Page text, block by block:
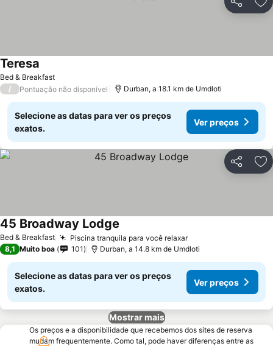
Partilhar
Bed & Breakfast
Teresa
/ Pontuação não disponível Durban, a 18.1 km de Umdloti
Selecione as datas para ver os preços
exatos.
Ver preços
Partilhar
Bed & Breakfast Piscina tranquila para você relaxarVer preços
45 Broadway Lodge
8,1 Muito boa 101 Durban, a 14.8 km de Umdloti
Selecione as datas para ver os preços
exatos.
Ver preços
Mostrar mais
Os preços e a disponibilidade que recebemos dos sites de reserva
mudam frequentemente. Como tal, pode haver diferenças entre as